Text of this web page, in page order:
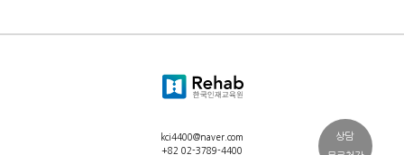
kci4400@naver.com
+82 02-3789-4400
상담